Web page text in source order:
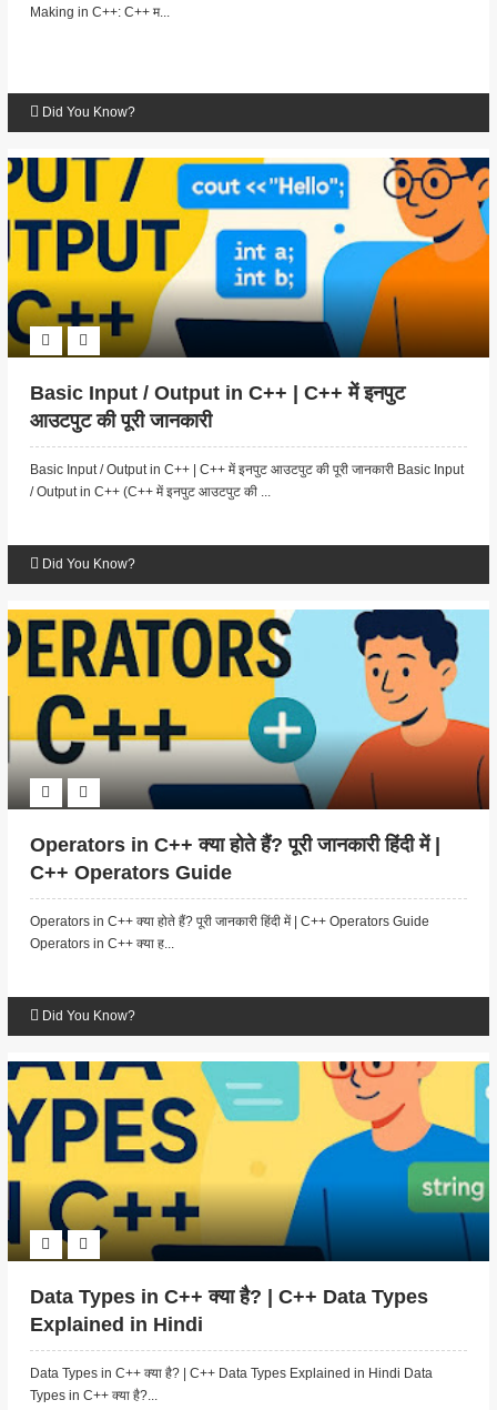
Making in C++: C++ म...
Did You Know?
Basic Input / Output in C++ | C++ में इनपुट
आउटपुट की पूरी जानकारी
Basic Input / Output in C++ | C++ में इनपुट आउटपुट की पूरी जानकारी Basic Input
/ Output in C++ (C++ में इनपुट आउटपुट की ...
Did You Know?
Operators in C++ क्या होते हैं? पूरी जानकारी हिंदी में |
C++ Operators Guide
Operators in C++ क्या होते हैं? पूरी जानकारी हिंदी में | C++ Operators Guide
Operators in C++ क्या ह...
Did You Know?
Data Types in C++ क्या है? | C++ Data Types
Explained in Hindi
Data Types in C++ क्या है? | C++ Data Types Explained in Hindi Data
Types in C++ क्या है?...